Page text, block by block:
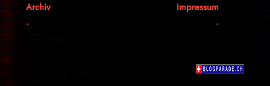
Archiv
Impressum
.
.